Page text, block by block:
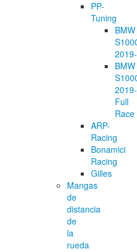
PP-
Tuning
BMW
2019-
BMW
2019-
Full
Race
ARP-
Racing
Bonamici
Racing
Gilles
Mangas
de
distancia
de
la
rueda